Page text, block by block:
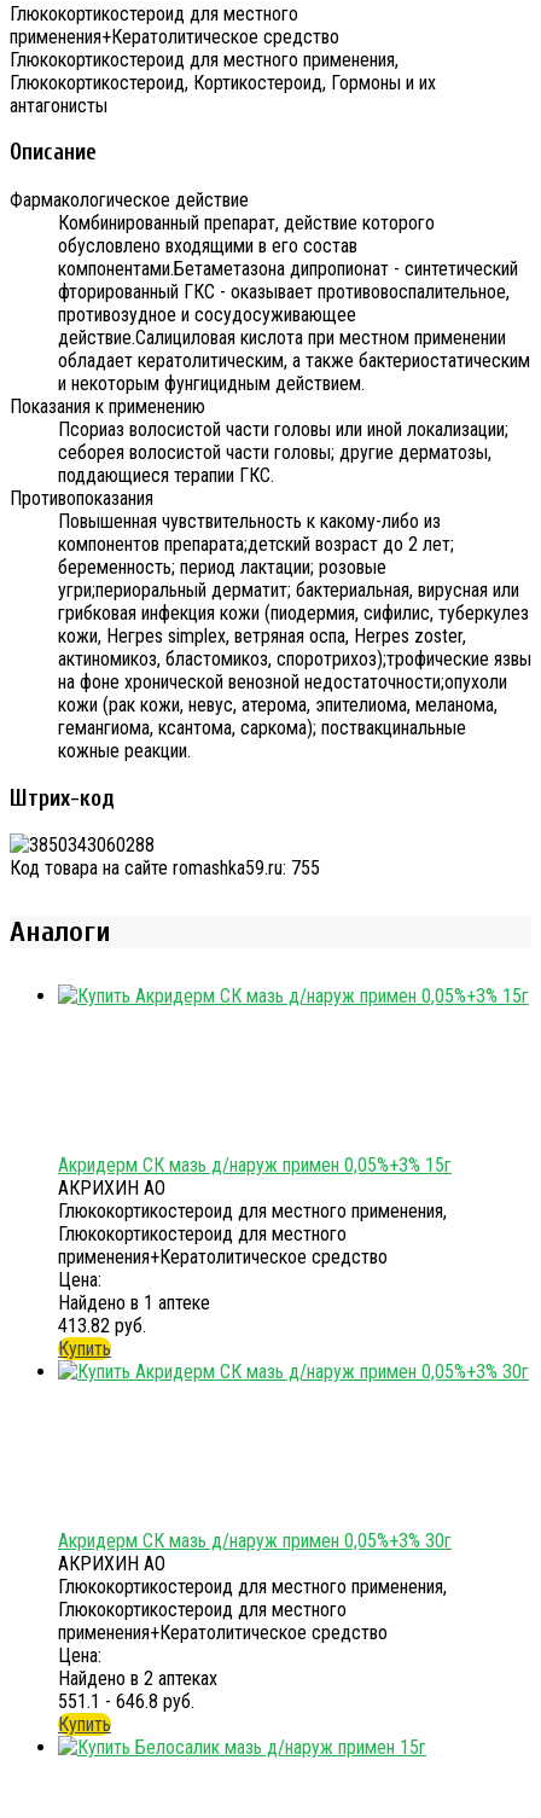
Глюкокортикостероид для местного
применения+Кератолитическое средство
Глюкокортикостероид для местного применения,
Глюкокортикостероид, Кортикостероид, Гормоны и их
антагонисты
Описание
Фармакологическое действие
Комбинированный препарат, действие которого
обусловлено входящими в его состав
компонентами.Бетаметазона дипропионат - синтетический
фторированный ГКС - оказывает противовоспалительное,
противозудное и сосудосуживающее
действие.Салициловая кислота при местном применении
обладает кератолитическим, а также бактериостатическим
и некоторым фунгицидным действием.
Показания к применению
Псориаз волосистой части головы или иной локализации;
себорея волосистой части головы; другие дерматозы,
поддающиеся терапии ГКС.
Противопоказания
Повышенная чувствительность к какому-либо из
компонентов препарата;детский возраст до 2 лет;
беременность; период лактации; розовые
угри;периоральный дерматит; бактериальная, вирусная или
грибковая инфекция кожи (пиодермия, сифилис, туберкулез
кожи, Негреs simplex, ветряная оспа, Herpes zoster,
актиномикоз, бластомикоз, споротрихоз);трофические язвы
на фоне хронической венозной недостаточности;опухоли
кожи (рак кожи, невус, атерома, эпителиома, меланома,
гемангиома, ксантома, саркома); поствакцинальные
кожные реакции.
Штрих-код
Код товара на сайте romashka59.ru: 755
Аналоги
Акридерм СК мазь д/наруж примен 0,05%+3% 15г
АКРИХИН АО
Глюкокортикостероид для местного применения,
Глюкокортикостероид для местного
применения+Кератолитическое средство
Цена:
Найдено в 1 аптеке
413.82 руб.
Купить
Акридерм СК мазь д/наруж примен 0,05%+3% 30г
АКРИХИН АО
Глюкокортикостероид для местного применения,
Глюкокортикостероид для местного
применения+Кератолитическое средство
Цена:
Найдено в 2 аптеках
551.1 - 646.8 руб.
Купить